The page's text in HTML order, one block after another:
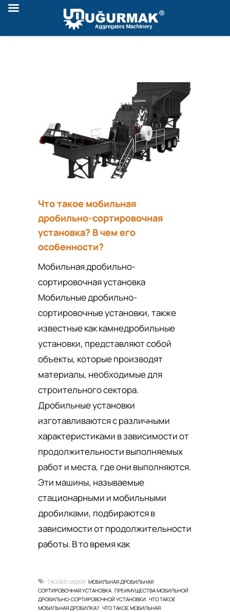
Что такое мобильная
дробильно-сортировочная
установка? В чем его
особенности?
Мобильная дробильно-
сортировочная установка
Мобильные дробильно-
сортировочные установки, также
известные как камнедробильные
установки, представляют собой
объекты, которые производят
материалы, необходимые для
строительного сектора.
Дробильные установки
изготавливаются с различными
характеристиками в зависимости от
продолжительности выполняемых
работ и места, где они выполняются.
Эти машины, называемые
стационарными и мобильными
дробилками, подбираются в
зависимости от продолжительности
работы. В то время как
TAGGED UNDER: МОБИЛЬНАЯ ДРОБИЛЬНАЯ
СОРТИРОВОЧНАЯ УСТАНОВКА, ПРЕИМУЩЕСТВА МОБИЛЬНОЙ
ДРОБИЛЬНО-СОРТИРОВОЧНОЙ УСТАНОВКИ, ЧТО ТАКОЕ
МОБИЛЬНАЯ ДРОБИЛКА?, ЧТО ТАКОЕ МОБИЛЬНАЯ